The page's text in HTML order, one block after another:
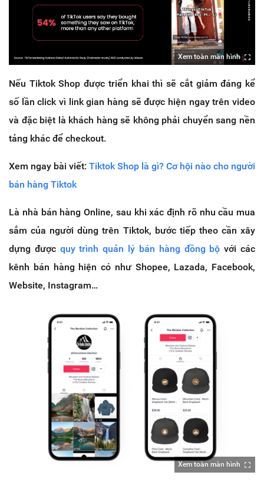
Xem toàn màn hình
Nếu Tiktok Shop được triển khai thì sẽ cắt giảm đáng kể
số lần click vì link gian hàng sẽ được hiện ngay trên video
và đặc biệt là khách hàng sẽ không phải chuyển sang nền
tảng khác để checkout.
Xem ngay bài viết: Tiktok Shop là gì? Cơ hội nào cho người
bán hàng Tiktok
Là nhà bán hàng Online, sau khi xác định rõ nhu cầu mua
sắm của người dùng trên Tiktok, bước tiếp theo cần xây
dựng được quy trình quản lý bán hàng đồng bộ với các
kênh bán hàng hiện có như Shopee, Lazada, Facebook,
Website, Instagram…
Xem toàn màn hình